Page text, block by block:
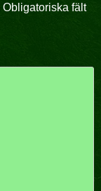
Obligatoriska fält